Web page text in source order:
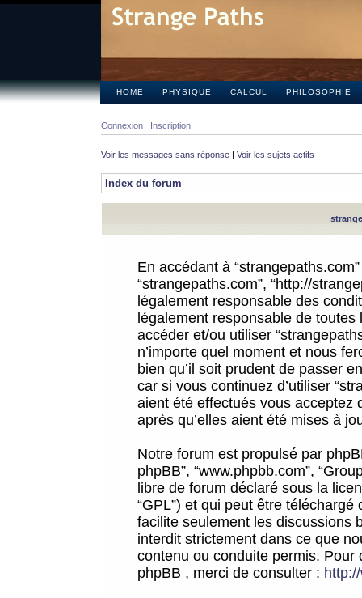
HOME PHYSIQUE CALCUL PHILOSOPHIE
Connexion Inscription
Voir les messages sans réponse | Voir les sujets actifs
Index du forum
En accédant à
“strangepaths.com”, “http://
légalement responsable des
légalement responsable de
accéder et/ou utiliser
n’importe quel moment et nous
bien qu’il soit prudent de passer
car si vous continuez d’utiliser
aient été effectués vous acceptez
après qu’elles aient été mises à
Notre forum est propulsé par
phpBB”, “www.phpbb.com”,
libre de forum déclaré sous la
“GPL”) et qui peut être téléchargé
facilite seulement les discussions
interdit strictement dans ce que
contenu ou conduite permis.
phpBB , merci de consulter :